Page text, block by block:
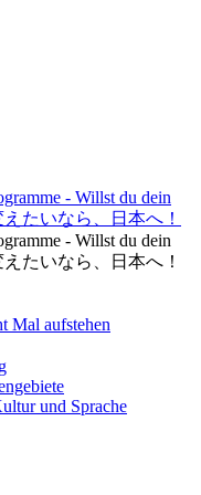
- Willst du dein
えたいなら、日本へ！
- Willst du dein
えたいなら、日本へ！
Mal aufstehen
und Sprache